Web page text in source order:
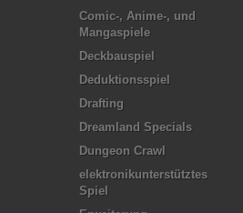
Comic-, Anime-, und
Mangaspiele
Deckbauspiel
Deduktionsspiel
Drafting
Dreamland Specials
Dungeon Crawl
elektronikunterstütztes
Spiel